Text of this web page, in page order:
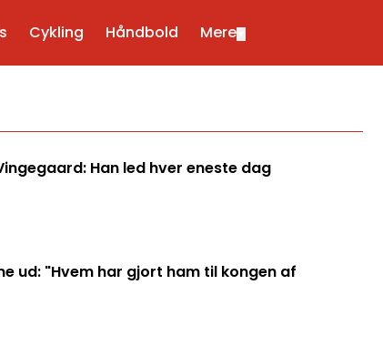
Cykling Håndbold Mere
Han led hver eneste dag
ud: "Hvem har gjort ham til kongen af